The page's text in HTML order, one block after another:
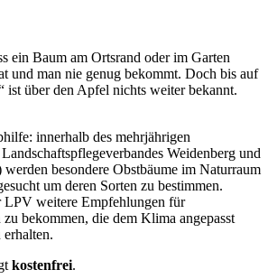
ein Baum am Ortsrand oder im Garten
und man nie genug bekommt. Doch bis auf
ist über den Apfel nichts weiter bekannt.
innerhalb des mehrjährigen
Weidenberg und
besondere Obstbäume im Naturraum
um deren Sorten zu bestimmen.
LPV weitere Empfehlungen für
bekommen, die dem Klima angepasst
kostenfrei.